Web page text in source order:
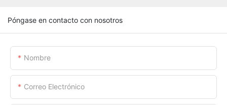
Póngase en contacto con nosotros
Nombre
Correo Electrónico